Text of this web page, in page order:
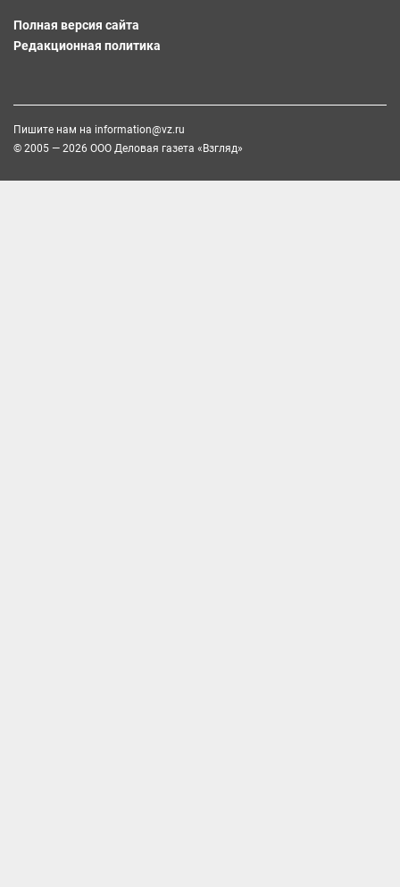
Полная версия сайта
Редакционная политика
Пишите нам на information@vz.ru
© 2005 — 2026 ООО Деловая газета «Взгляд»